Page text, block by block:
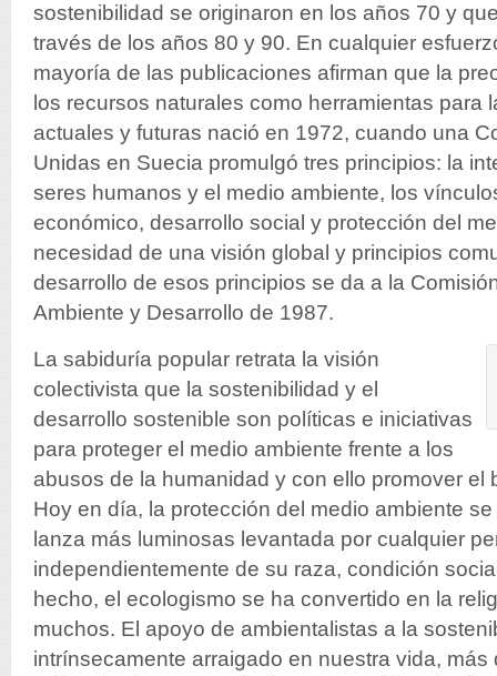
sostenibilidad se originaron en los años 70 y
través de los años 80 y 90. En cualquier
mayoría de las publicaciones afirman que la
los recursos naturales como herramientas para
actuales y futuras nació en 1972, cuando una
Unidas en Suecia promulgó tres principios: la
seres humanos y el medio ambiente, los
económico, desarrollo social y protección del
necesidad de una visión global y principios
desarrollo de esos principios se da a la
Ambiente y Desarrollo de 1987.
La sabiduría popular retrata la visión
colectivista que la sostenibilidad y el
desarrollo sostenible son políticas e iniciativas
para proteger el medio ambiente frente a los
abusos de la humanidad y con ello promover el
Hoy en día, la protección del medio ambiente
lanza más luminosas levantada por cualquier
independientemente de su raza, condición
hecho, el ecologismo se ha convertido en la
muchos. El apoyo de ambientalistas a la
intrínsecamente arraigado en nuestra vida,